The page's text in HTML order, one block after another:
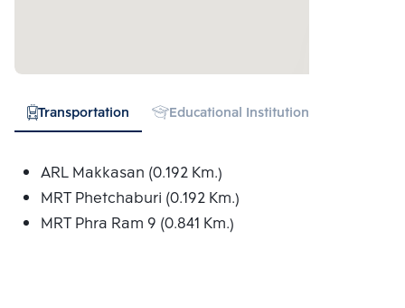
Transportation Educational Institution
ARL Makkasan (0.192 Km.)
MRT Phetchaburi (0.192 Km.)
MRT Phra Ram 9 (0.841 Km.)